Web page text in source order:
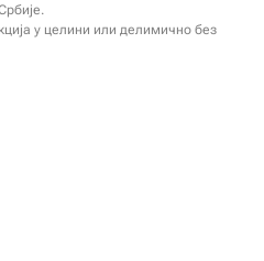
у целини или делимично без